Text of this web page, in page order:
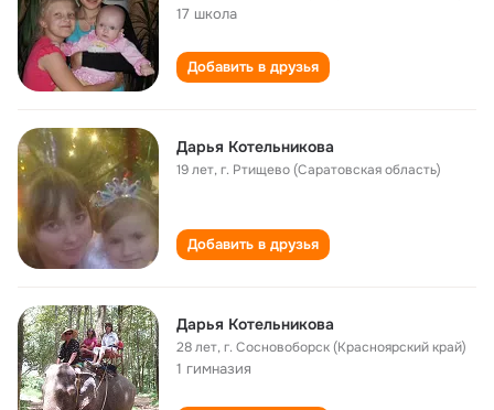
17 школа
Добавить в друзья
Дарья Котельникова
19 лет,г. Ртищево (Саратовская область)
Добавить в друзья
Дарья Котельникова
28 лет,г. Сосновоборск (Красноярский край)
1 гимназия